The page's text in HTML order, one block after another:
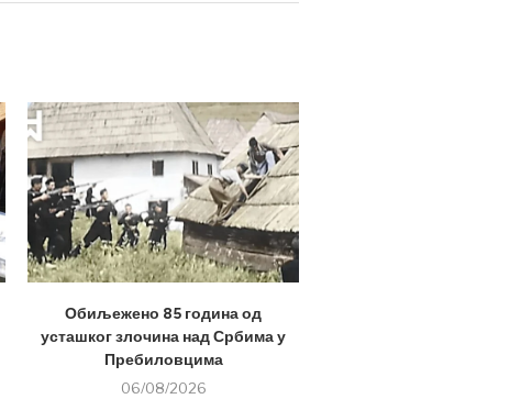
Обиљежено 85 година од
усташког злочина над Србима у
Пребиловцима
06/08/2026